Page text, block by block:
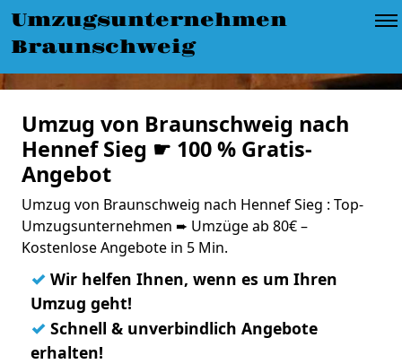
Umzugsunternehmen
Braunschweig
Umzug von Braunschweig nach
Hennef Sieg ☛ 100 % Gratis-
Angebot
Umzug von Braunschweig nach Hennef Sieg : Top-
Umzugsunternehmen ➨ Umzüge ab 80€ –
Kostenlose Angebote in 5 Min.
✓ Wir helfen Ihnen, wenn es um Ihren
Umzug geht!
✓ Schnell & unverbindlich Angebote
erhalten!